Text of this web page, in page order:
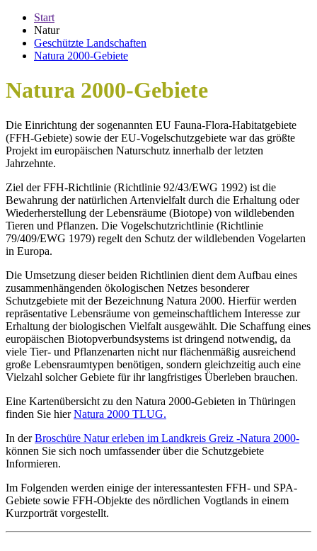
Start
Natur
Geschützte Landschaften
Natura 2000-Gebiete
Natura 2000-Gebiete
Die Einrichtung der sogenannten EU Fauna-Flora-Habitatgebiete
(FFH-Gebiete) sowie der EU-Vogelschutzgebiete war das größte
Projekt im europäischen Naturschutz innerhalb der letzten
Jahrzehnte.
Ziel der FFH-Richtlinie (Richtlinie 92/43/EWG 1992) ist die
Bewahrung der natürlichen Artenvielfalt durch die Erhaltung oder
Wiederherstellung der Lebensräume (Biotope) von wildlebenden
Tieren und Pflanzen. Die Vogelschutzrichtlinie (Richtlinie
79/409/EWG 1979) regelt den Schutz der wildlebenden Vogelarten
in Europa.
Die Umsetzung dieser beiden Richtlinien dient dem Aufbau eines
zusammenhängenden ökologischen Netzes besonderer
Schutzgebiete mit der Bezeichnung Natura 2000. Hierfür werden
repräsentative Lebensräume von gemeinschaftlichem Interesse zur
Erhaltung der biologischen Vielfalt ausgewählt. Die Schaffung eines
europäischen Biotopverbundsystems ist dringend notwendig, da
viele Tier- und Pflanzenarten nicht nur flächenmäßig ausreichend
große Lebensraumtypen benötigen, sondern gleichzeitig auch eine
Vielzahl solcher Gebiete für ihr langfristiges Überleben brauchen.
Eine Kartenübersicht zu den Natura 2000-Gebieten in Thüringen
finden Sie hierNatura 2000 TLUG.
In derBroschüre Natur erleben im Landkreis Greiz -Natura 2000-
können Sie sich noch umfassender über die Schutzgebiete
Informieren.
Im Folgenden werden einige der interessantesten FFH- und SPA-
Gebiete sowie FFH-Objekte des nördlichen Vogtlands in einem
Kurzporträt vorgestellt.